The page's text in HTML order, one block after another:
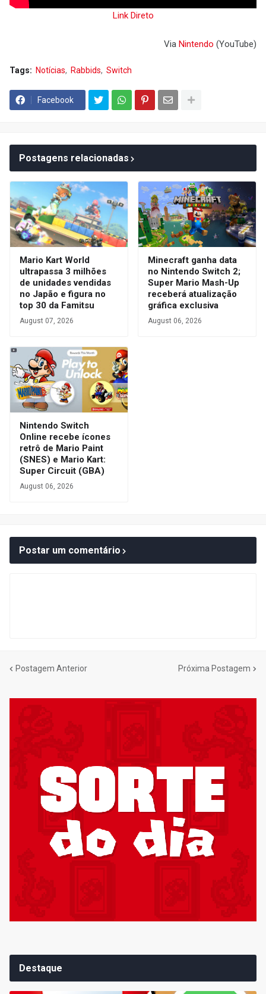
Link Direto
Via Nintendo (YouTube)
Tags: Notícias Rabbids Switch
Facebook
Postagens relacionadas
Mario Kart World
ultrapassa 3 milhões
de unidades vendidas
no Japão e figura no
top 30 da Famitsu
August 07, 2026
Minecraft ganha data
no Nintendo Switch 2;
Super Mario Mash-Up
receberá atualização
gráfica exclusiva
August 06, 2026
Nintendo Switch
Online recebe ícones
retrô de Mario Paint
(SNES) e Mario Kart:
Super Circuit (GBA)
August 06, 2026
Postar um comentário
Postagem Anterior Próxima Postagem
Destaque